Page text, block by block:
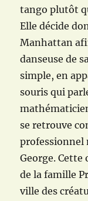
tango plutôt
Elle décide
Manhattan
danseuse de
simple, en
souris qui
se retrouve
professionnel
George.
de la famille
ville des